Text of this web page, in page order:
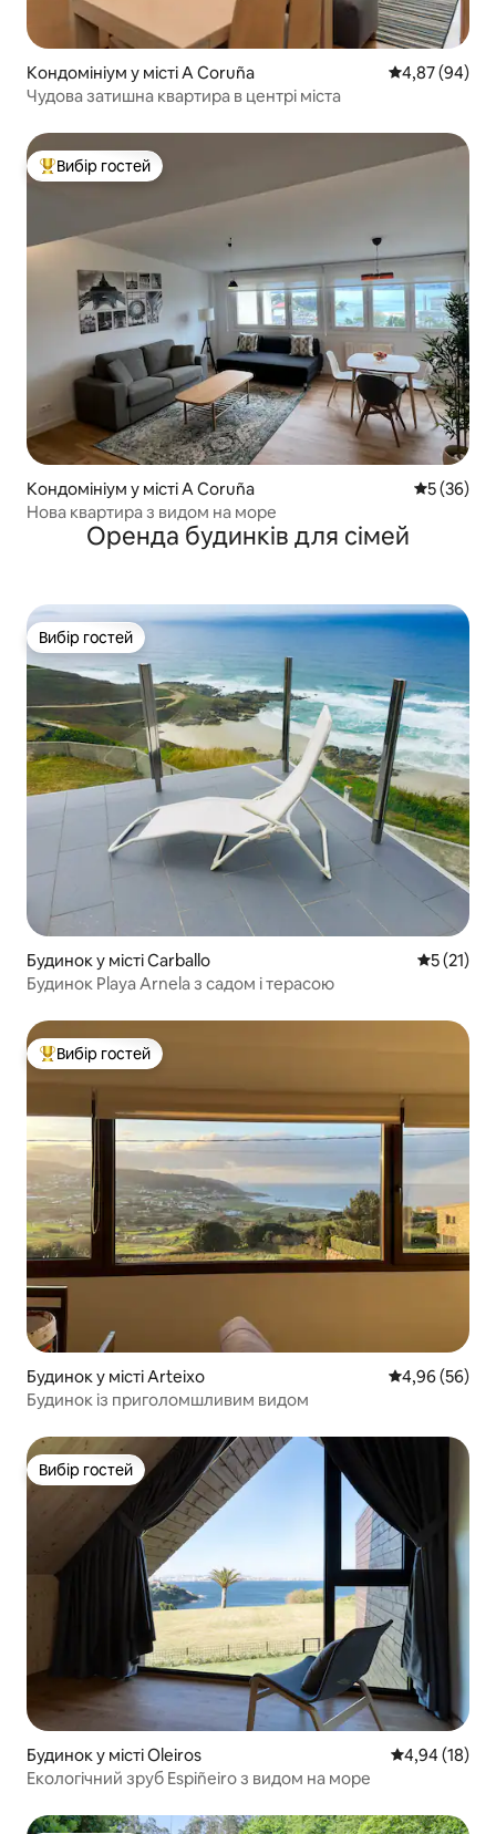
Кондомініум у місті A Coruña Середня
4,87 (94)
Чудова затишна квартира в центрі міста
Топ вибір гостей
Вибір гостей
Кондомініум у місті A Coruña Середня
5 (36)
Нова квартира з видом на море
Оренда будинків для сімей
Вибір гостей
Вибір гостей
Будинок у місті Carballo Середня
5 (21)
Будинок Playa Arnela з садом і терасою
Топ вибір гостей
Вибір гостей
Будинок у місті Arteixo Середня
4,96 (56)
Будинок із приголомшливим видом
Вибір гостей
Вибір гостей
Будинок у місті Oleiros Середня
4,94 (18)
Екологічний зруб Espiñeiro з видом на море